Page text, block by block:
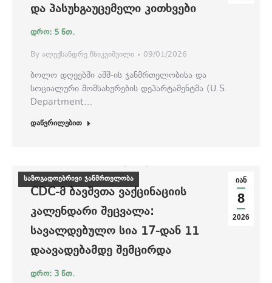
ᲓᲐ ᲞᲐᲡᲣᲮᲒᲐᲣᲪᲔᲛᲔᲚᲘ ᲙᲘᲗᲮᲕᲔᲑᲘ
By ალექსანდრე ჩხიკვიშვილი 09/01/2026
ბოლო დღეებში აშშ-ის ჯანმრთელობისა და
სოციალური მომსახურების დეპარტამენტმა (U.S.
Department…
დაწვრილებით
იან
8
2026
საზოგადოებრივი ჯანმრთელობა
CDC-Მ ᲑᲐᲕᲨᲕᲗᲐ ᲕᲐᲥᲪᲘᲜᲐᲪᲘᲘᲡ
ᲙᲐᲚᲔᲜᲓᲐᲠᲘ ᲨᲔᲪᲕᲐᲚᲐ:
ᲡᲐᲕᲐᲚᲓᲔᲑᲣᲚᲝ ᲡᲘᲐ 17-ᲓᲐᲜ 11
ᲓᲐᲐᲕᲐᲓᲔᲑᲐᲛᲓᲔ ᲨᲔᲛᲪᲘᲠᲓᲐ